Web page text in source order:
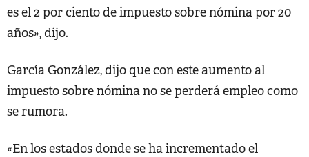
es el 2 por ciento de impuesto sobre nómina por 20
años», dijo.
García González, dijo que con este aumento al
impuesto sobre nómina no se perderá empleo como
se rumora.
«En los estados donde se ha incrementado el